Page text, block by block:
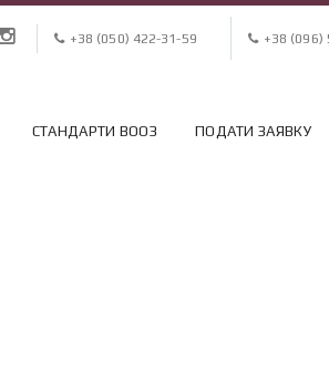
+38 (050) 422-31-59 +38 (096)
СТАНДАРТИ ВООЗ ПОДАТИ ЗАЯВКУ